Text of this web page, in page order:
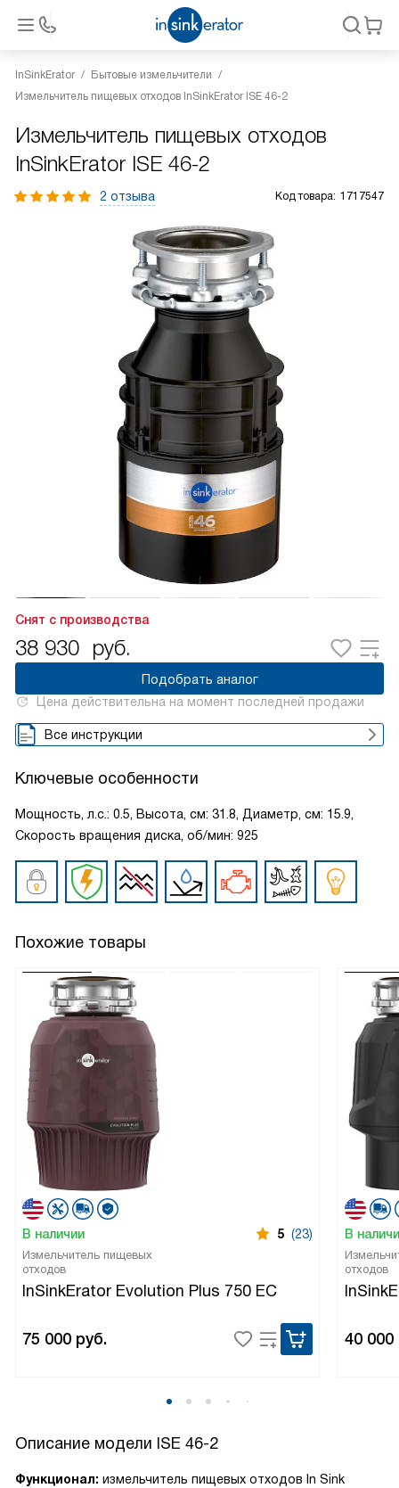
InSinkErator
Бытовые измельчители
Измельчитель пищевых отходов InSinkErator ISE 46-2
Измельчитель пищевых отходов
InSinkErator ISE 46-2
2 отзыва Код товара: 1717547
Снят с производства
38 930 руб.
Подобрать аналог
Цена действительна на момент последней продажи
Все инструкции
Ключевые особенности
Мощность, л.с.: 0.5, Высота, см: 31.8, Диаметр, см: 15.9,
Скорость вращения диска, об/мин: 925
Похожие товары
В наличии 5 (23)
Измельчитель пищевых
отходов
InSinkErator Evolution Plus 750 EC
75 000 руб.
В
отходов
40 000
Описание модели ISE 46-2
Функционал: измельчитель пищевых отходов In Sink